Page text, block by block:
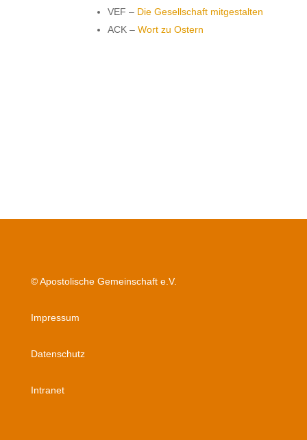
VEF – Die Gesellschaft mitgestalten
ACK – Wort zu Ostern
© Apostolische Gemeinschaft e.V.
Impressum
Datenschutz
Intranet